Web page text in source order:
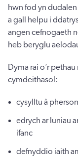
hwn fod yn dudalen
a gall helpu i
angen cefnogaeth
heb beryglu
Dyma rai o’r
cymdeithasol:
cysylltu â
edrych ar luniau
ifanc
defnyddio iaith